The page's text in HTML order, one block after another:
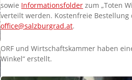
sowie Informationsfolder zum „Toten
verteilt werden. Kostenfreie Bestellung
office@salzburgrad.at.
ORF und Wirtschaftskammer haben
Winkel“ erstellt.